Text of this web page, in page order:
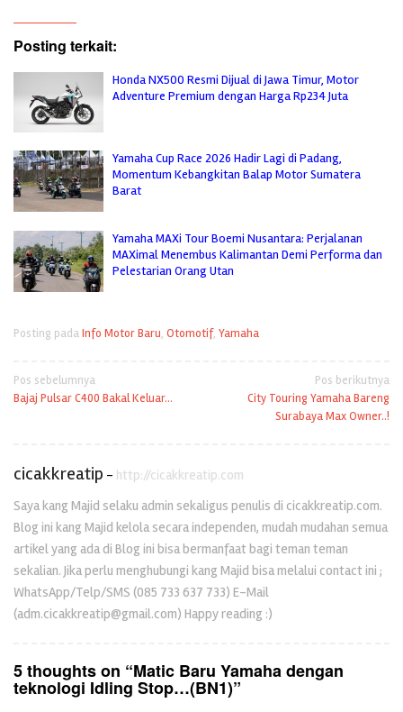
Posting terkait:
Honda NX500 Resmi Dijual di Jawa Timur, Motor
Adventure Premium dengan Harga Rp234 Juta
Yamaha Cup Race 2026 Hadir Lagi di Padang,
Momentum Kebangkitan Balap Motor Sumatera
Barat
Yamaha MAXi Tour Boemi Nusantara: Perjalanan
MAXimal Menembus Kalimantan Demi Performa dan
Pelestarian Orang Utan
Posting padaInfo Motor Baru, Otomotif, Yamaha
Navigasi
pos
Pos sebelumnya
Bajaj Pulsar C400 Bakal Keluar…
Pos berikutnya
City Touring Yamaha Bareng
Surabaya Max Owner..!
cicakkreatip - http://cicakkreatip.com
Saya kang Majid selaku admin sekaligus penulis di cicakkreatip.com.
Blog ini kang Majid kelola secara independen, mudah mudahan semua
artikel yang ada di Blog ini bisa bermanfaat bagi teman teman
sekalian. Jika perlu menghubungi kang Majid bisa melalui contact ini ;
WhatsApp/Telp/SMS (085 733 637 733) E-Mail
(adm.cicakkreatip@gmail.com) Happy reading :)
5 thoughts on “Matic Baru Yamaha dengan
teknologi Idling Stop…(BN1)”